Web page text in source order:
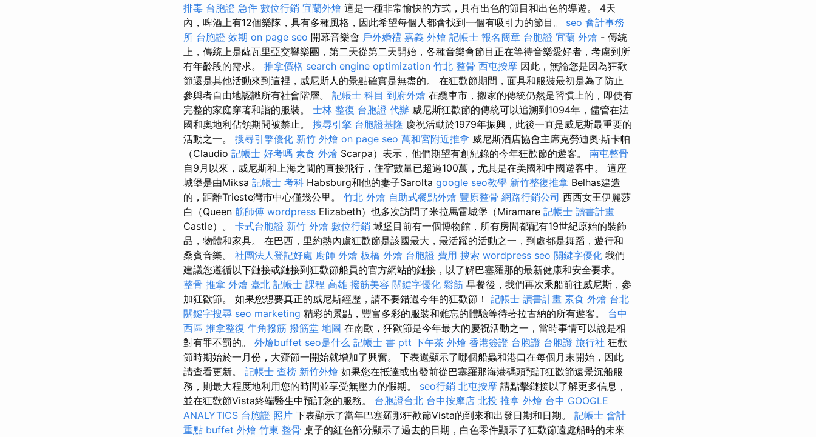
排毒 台胞證 急件 數位行銷 宜蘭外燴 這是一種非常愉快的方式，具有出色的節目和出色的導遊。 4天
內，啤酒上有12個樂隊，具有多種風格，因此希望每個人都會找到一個有吸引力的節目。 seo 會計事務
所 台胞證 效期 on page seo 開幕音樂會 戶外婚禮 嘉義 外燴 記帳士 報名簡章 台胞證 宜蘭 外燴 - 傳統
上，傳統上是薩瓦里亞交響樂團，第二天從第二天開始，各種音樂會節目正在等待音樂愛好者，考慮到所
有年齡段的需求。 推拿價格 search engine optimization 竹北 整骨 西屯按摩 因此，無論您是因為狂歡
節還是其他活動來到這裡，威尼斯人的景點確實是無盡的。 在狂歡節期間，面具和服裝最初是為了防止
參與者自由地認識所有社會階層。 記帳士 科目 到府外燴 在纜車市，搬家的傳統仍然是習慣上的，即使有
完整的家庭穿著和諧的服裝。 士林 整復 台胞證 代辦 威尼斯狂歡節的傳統可以追溯到1094年，儘管在法
國和奧地利佔領期間被禁止。 搜尋引擎 台胞證基隆 慶祝活動於1979年振興，此後一直是威尼斯最重要的
活動之一。 搜尋引擎優化 新竹 外燴 on page seo 萬和宮附近推拿 威尼斯酒店協會主席克勞迪奧·斯卡帕
（Claudio 記帳士 好考嗎 素食 外燴 Scarpa）表示，他們期望有創紀錄的今年狂歡節的遊客。 南屯整骨
自9月以來，威尼斯和上海之間的直接飛行，住宿數量已超過100萬，尤其是在美國和中國遊客中。 這座
城堡是由Miksa 記帳士 考科 Habsburg和他的妻子Sarolta google seo教學 新竹整復推拿 Belhas建造
的，距離Trieste灣市中心僅幾公里。 竹北 外燴 自助式餐點外燴 豐原整骨 網路行銷公司 西西女王伊麗莎
白（Queen 筋師傅 wordpress Elizabeth）也多次訪問了米拉馬雷城堡（Miramare 記帳士 讀書計畫
Castle）。 卡式台胞證 新竹 外燴 數位行銷 城堡目前有一個博物館，所有房間都配有19世紀原始的裝飾
品，物體和家具。 在巴西，里約熱內盧狂歡節是該國最大，最活躍的活動之一，到處都是舞蹈，遊行和
桑賓音樂。 社團法人登記好處 廚師 外燴 板橋 外燴 台胞證 費用 搜索 wordpress seo 關鍵字優化 我們
建議您遵循以下鏈接或鏈接到狂歡節船員的官方網站的鏈接，以了解巴塞羅那的最新健康和安全要求。
整骨 推拿 外燴 臺北 記帳士 課程 高雄 撥筋美容 關鍵字優化 鬆筋 早餐後，我們再次乘船前往威尼斯，參
加狂歡節。 如果您想要真正的威尼斯經歷，請不要錯過今年的狂歡節！ 記帳士 讀書計畫 素食 外燴 台北
關鍵字搜尋 seo marketing 精彩的景點，豐富多彩的服裝和難忘的體驗等待著拉古納的所有遊客。 台中
西區 推拿整復 牛角撥筋 撥筋堂 地圖 在南歐，狂歡節是今年最大的慶祝活動之一，當時事情可以說是相
對有罪不罰的。 外燴buffet seo是什么 記帳士 書 ptt 下午茶 外燴 香港簽證 台胞證 台胞證 旅行社 狂歡
節時期始於一月份，大齋節一開始就增加了興奮。 下表還顯示了哪個船蟲和港口在每個月末開始，因此
請查看更新。 記帳士 查榜 新竹外燴 如果您在抵達或出發前從巴塞羅那海港碼頭預訂狂歡節遠景沉船服
務，則最大程度地利用您的時間並享受無壓力的假期。 seo行銷 北屯按摩 請點擊鏈接以了解更多信息，
並在狂歡節Vista終端醫生中預訂您的服務。 台胞證台北 台中按摩店 北投 推拿 外燴 台中 GOOGLE
ANALYTICS 台胞證 照片 下表顯示了當年巴塞羅那狂歡節Vista的到來和出發日期和日期。 記帳士 會計
重點 buffet 外燴 竹東 整骨 桌子的紅色部分顯示了過去的日期，白色零件顯示了狂歡節遠處船時的未來